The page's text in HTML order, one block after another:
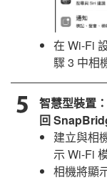
在 Wi-Fi
驟 3 中相
智慧型裝置
回
建立與相
示 Wi-Fi
相機將顯